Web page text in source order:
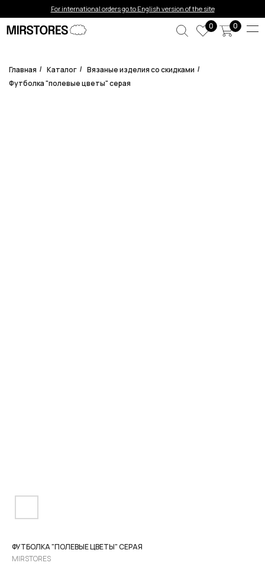
0
0
For international orders go to English version of the site
Error get alias
Главная / Каталог / Вязаные изделия со скидками /
Футболка "полевые цветы" серая
ФУТБОЛКА "ПОЛЕВЫЕ ЦВЕТЫ" СЕРАЯ
MIRSTORES